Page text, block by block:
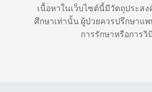
เนื้อหาในเว็บไซต์นี้มีวัตถุประส
ศึกษาเท่านั้น ผู้ป่วยควรปรึกษาแ
การรักษาหรือการวิ